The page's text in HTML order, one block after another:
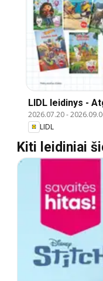
LIDL leidinys -
2026.07.20-
LIDL
Kiti leidiniai